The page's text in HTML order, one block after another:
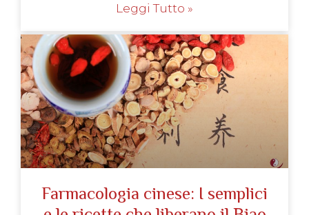
Leggi Tutto »
Farmacologia cinese: I semplici